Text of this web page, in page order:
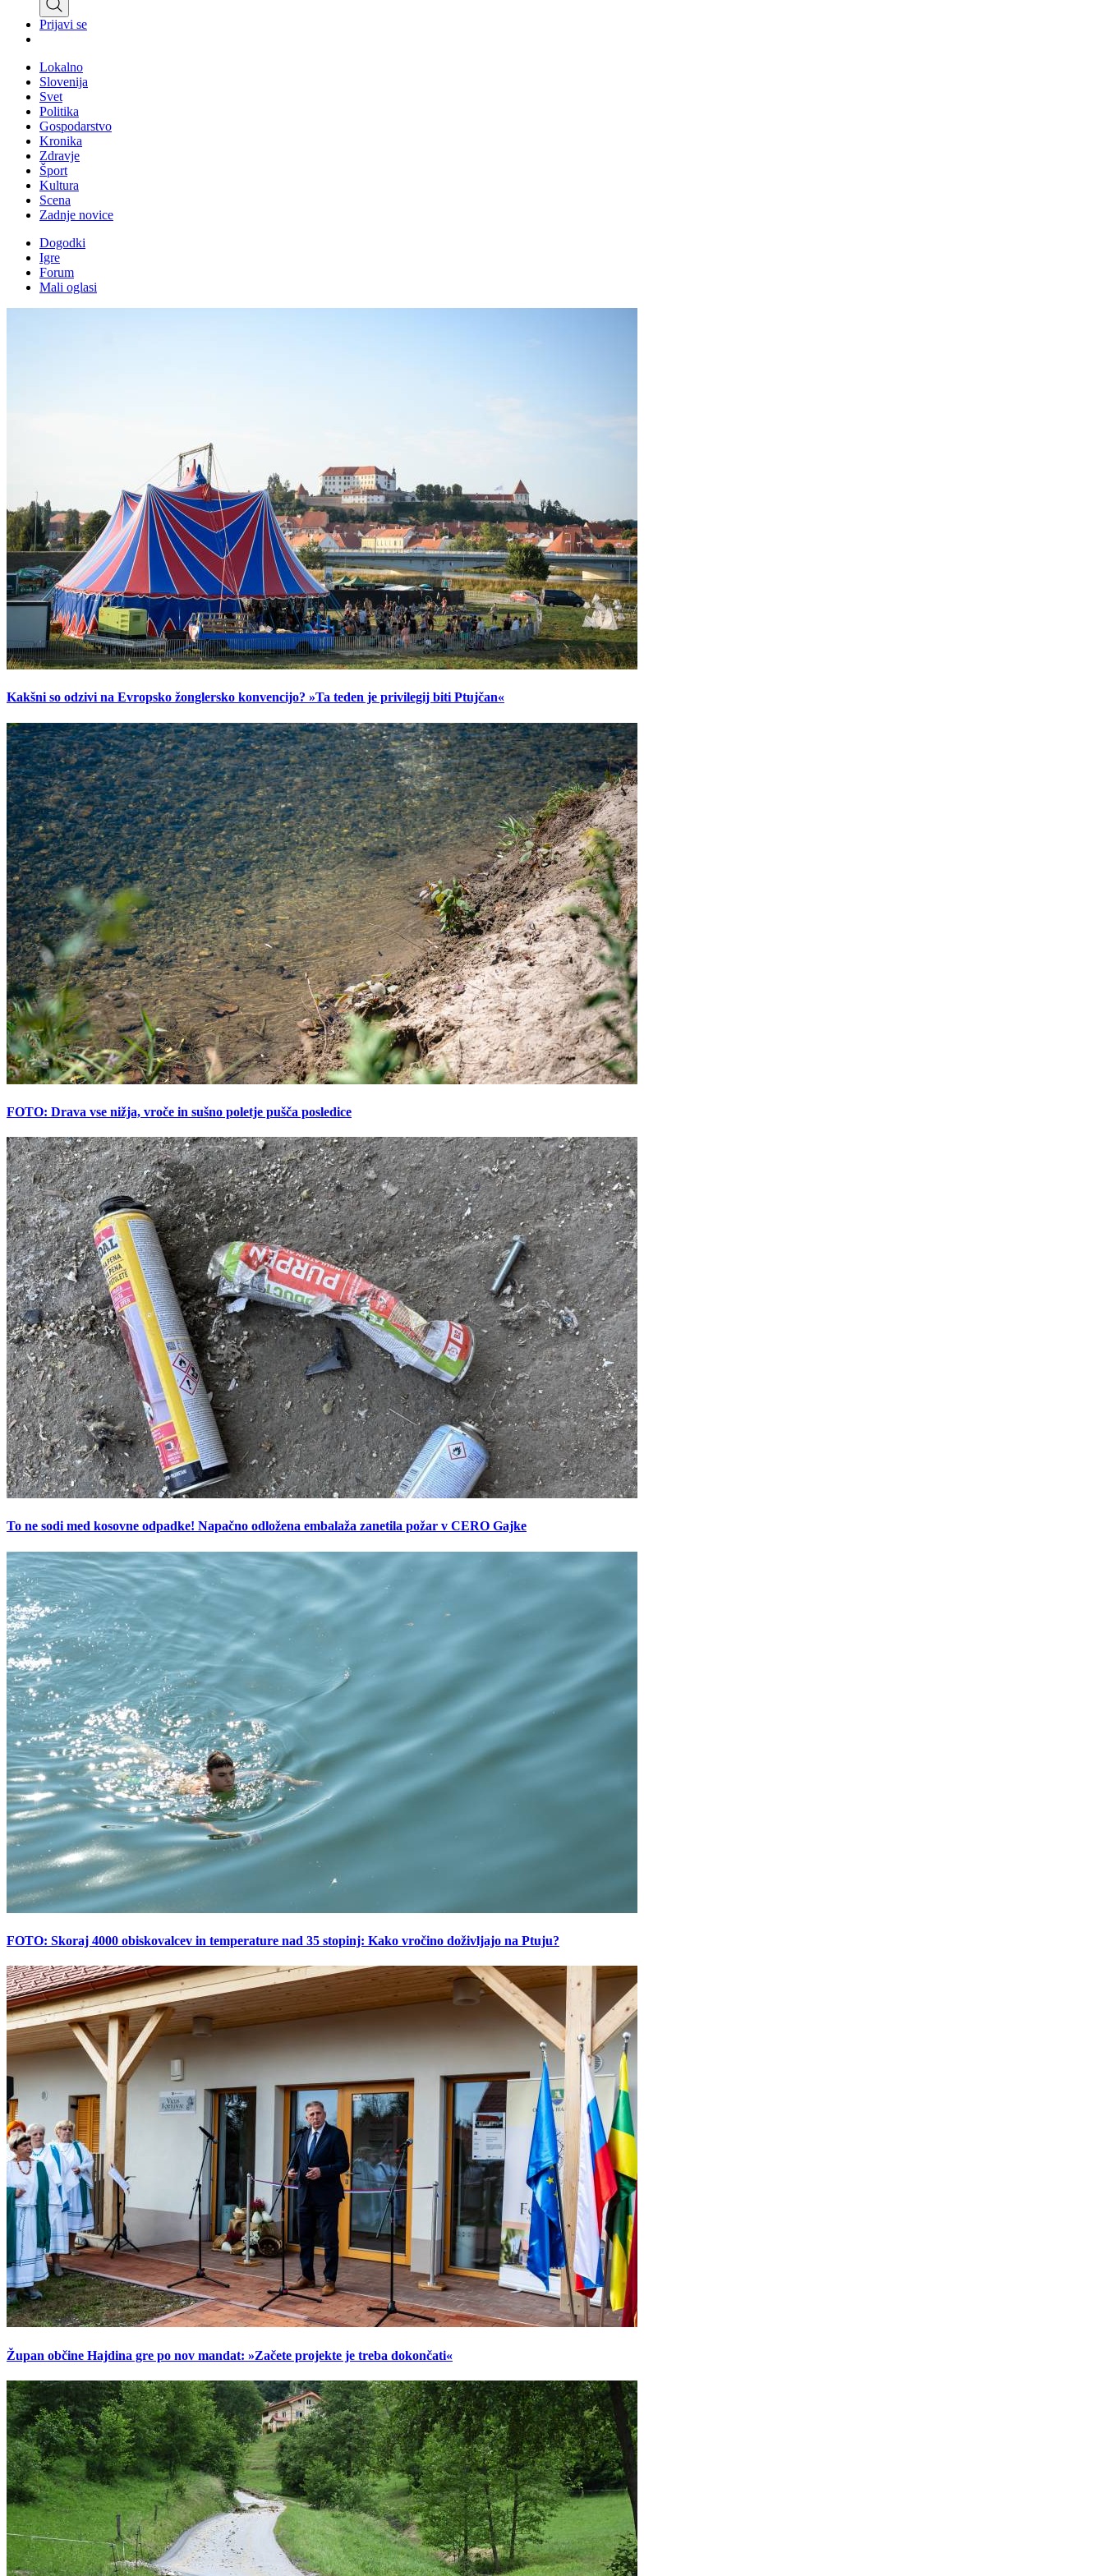
Prijavi se
Lokalno
Slovenija
Svet
Politika
Gospodarstvo
Kronika
Zdravje
Šport
Kultura
Scena
Zadnje novice
Dogodki
Igre
Forum
Mali oglasi
Kakšni so odzivi na Evropsko žonglersko konvencijo? »Ta teden je privilegij biti Ptujčan«
FOTO: Drava vse nižja, vroče in sušno poletje pušča posledice
To ne sodi med kosovne odpadke! Napačno odložena embalaža zanetila požar v CERO Gajke
FOTO: Skoraj 4000 obiskovalcev in temperature nad 35 stopinj: Kako vročino doživljajo na Ptuju?
Župan občine Hajdina gre po nov mandat: »Začete projekte je treba dokončati«
Prijavi se na cajtng